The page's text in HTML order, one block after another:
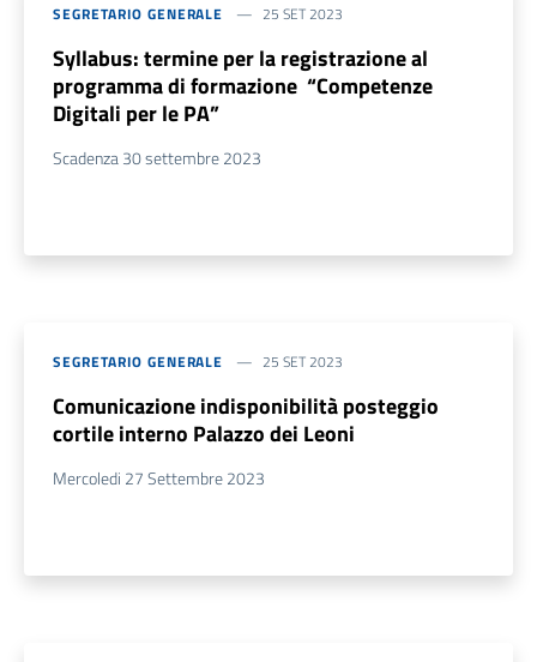
SEGRETARIO GENERALE 25 SET 2023
Syllabus: termine per la registrazione al
programma di formazione “Competenze
Digitali per le PA”
Scadenza 30 settembre 2023
SEGRETARIO GENERALE 25 SET 2023
Comunicazione indisponibilità posteggio
cortile interno Palazzo dei Leoni
Mercoledi 27 Settembre 2023